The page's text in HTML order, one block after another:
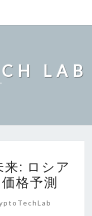
LAB
: ロシア
格予測